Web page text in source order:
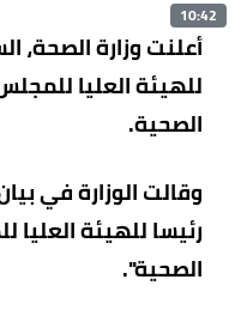
10:42
أعلنت وزارة الصحة،
للهيئة العليا
الصحية.
وقالت الوزارة في
رئيسا للهيئة
الصحية".